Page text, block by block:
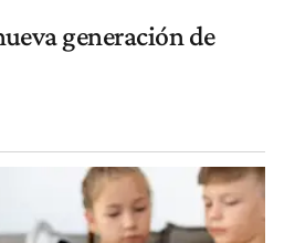
generación de